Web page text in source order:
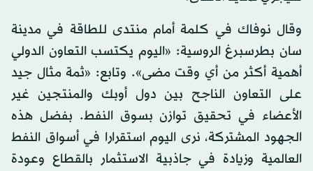
وقال نوفاك في كلمة أمام منتدى للطاقة في مدينة
سان بطرسبرغ الروسية: «اليوم يكتسب التعاون الدولي
أهمية أكثر من أي وقت مضى». وتابع: «ثمة مثال جيد
على التعاون الناجح بين دول أوبك والمنتجين غير
الأعضاء في تحقيق توازن بسوق النفط. بفضل هذه
الجهود المشتركة، نرى اليوم استقرارا في أسواق النفط
العالمية وزيادة في جاذبية الاستثمار بالقطاع وعودة